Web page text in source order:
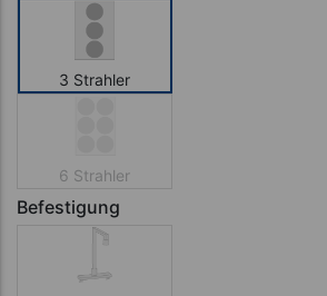
3 Strahler
6 Strahler
Befestigung